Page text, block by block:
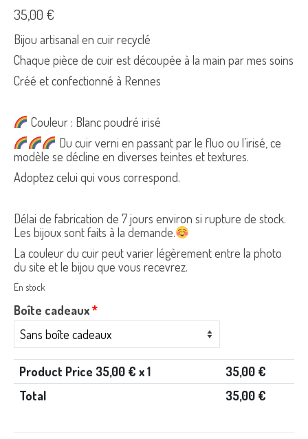
35,00 €
Bijou artisanal en cuir recyclé
Chaque pièce de cuir est découpée à la main par mes soins
Créé et confectionné à Rennes
Couleur : Blanc poudré irisé
Du cuir verni en passant par le fluo ou l’irisé, ce
modèle se décline en diverses teintes et textures.
Adoptez celui qui vous correspond.
Délai de fabrication de 7 jours environ si rupture de stock.
Les bijoux sont faits à la demande.
La couleur du cuir peut varier légèrement entre la photo
du site et le bijou que vous recevrez.
En stock
Boîte cadeaux*
Product Price 35,00€ x 1 35,00€
Total
35,00€